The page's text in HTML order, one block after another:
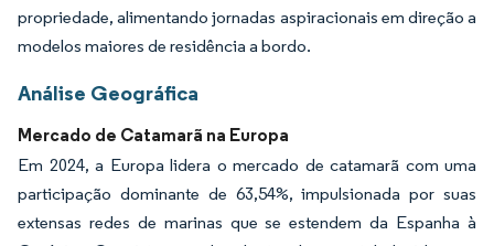
propriedade, alimentando jornadas aspiracionais em direção a
modelos maiores de residência a bordo.
Análise Geográfica
Mercado de Catamarã na Europa
Em 2024, a Europa lidera o mercado de catamarã com uma
participação dominante de 63,54%, impulsionada por suas
extensas redes de marinas que se estendem da Espanha à